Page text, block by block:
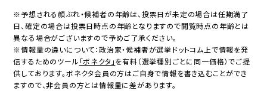
※予想される顔ぶれ・候補者の年齢は、投票日が未定の場合は任期満了
日、確定の場合は投票日時点の年齢となりますので閲覧時点の年齢とは
異なる場合がございますので予めご了承ください。
※情報量の違いについて：政治家・候補者が選挙ドットコム上で情報を発
信するためのツール 「ボネクタ」を有料（選挙種別ごとに同一価格）でご提
供しております。ボネクタ会員の方はご自身で情報を書き込むことができ
ますので、非会員の方とは情報量に差があります。